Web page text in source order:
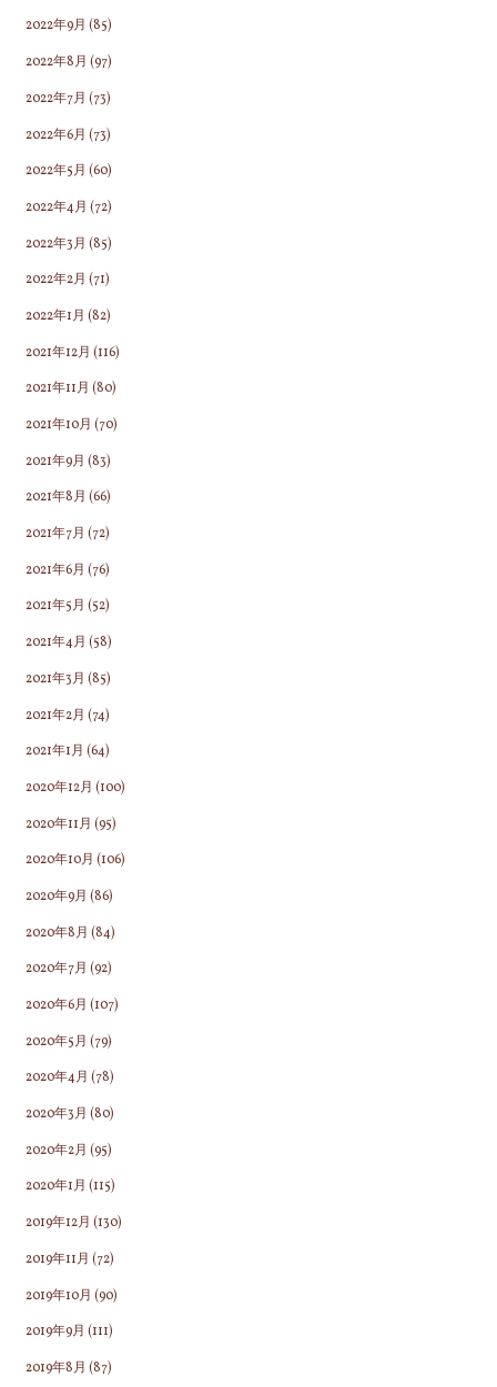
2022年9月 (85)
2022年8月 (97)
2022年7月 (73)
2022年6月 (73)
2022年5月 (60)
2022年4月 (72)
2022年3月 (85)
2022年2月 (71)
2022年1月 (82)
2021年12月 (116)
2021年11月 (80)
2021年10月 (70)
2021年9月 (83)
2021年8月 (66)
2021年7月 (72)
2021年6月 (76)
2021年5月 (52)
2021年4月 (58)
2021年3月 (85)
2021年2月 (74)
2021年1月 (64)
2020年12月 (100)
2020年11月 (95)
2020年10月 (106)
2020年9月 (86)
2020年8月 (84)
2020年7月 (92)
2020年6月 (107)
2020年5月 (79)
2020年4月 (78)
2020年3月 (80)
2020年2月 (95)
2020年1月 (115)
2019年12月 (130)
2019年11月 (72)
2019年10月 (90)
2019年9月 (111)
2019年8月 (87)